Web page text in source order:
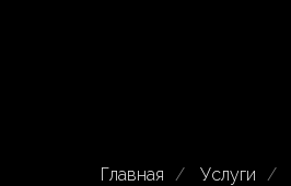
Главная / Услуги /